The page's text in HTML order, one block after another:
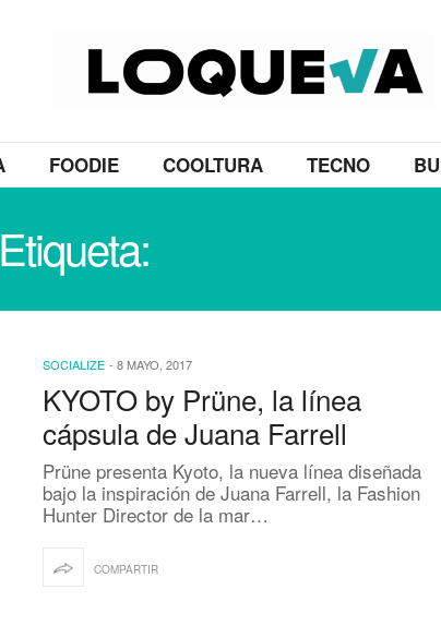
FOODIE COOLTURA TECNO
SOCIALIZE - 8 MAYO, 2017
KYOTO by Prüne, la línea
cápsula de Juana Farrell
Prüne presenta Kyoto, la nueva línea diseñada
bajo la inspiración de Juana Farrell, la Fashion
Hunter Director de la mar…
COMPARTIR